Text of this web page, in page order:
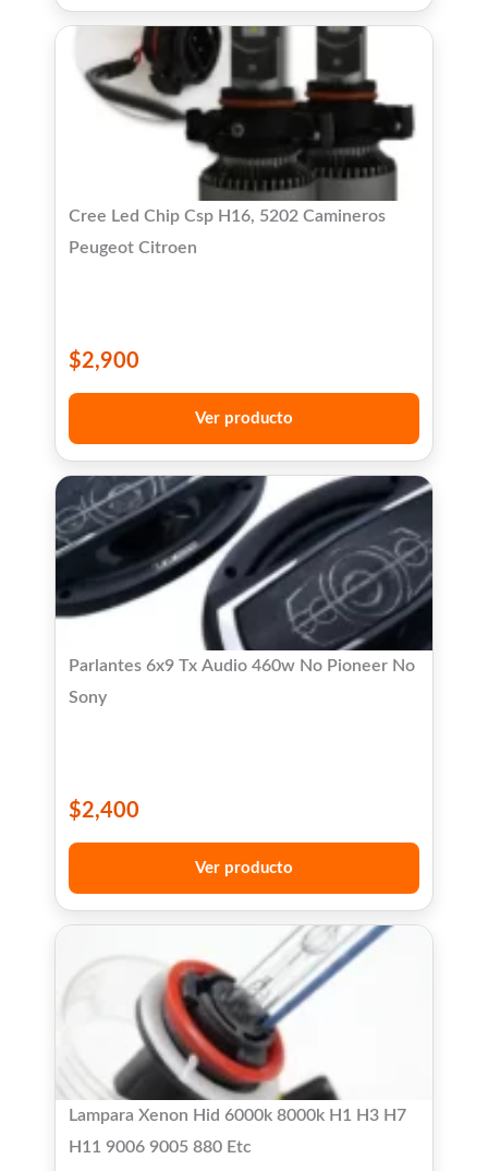
Cree Led Chip Csp H16, 5202 Camineros
Peugeot Citroen
$2,900
Ver producto
Parlantes 6x9 Tx Audio 460w No Pioneer No
Sony
$2,400
Ver producto
Lampara Xenon Hid 6000k 8000k H1 H3 H7
H11 9006 9005 880 Etc